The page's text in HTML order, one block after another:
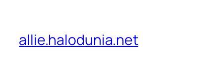
allie.halodunia.net